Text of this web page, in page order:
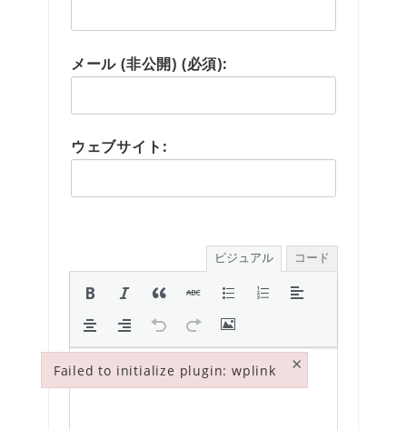
メール (非公開) (必須):
ウェブサイト:
ビジュアル コード
Failed to initialize plugin: wplink ×
Failed to initialize plugin: wplink